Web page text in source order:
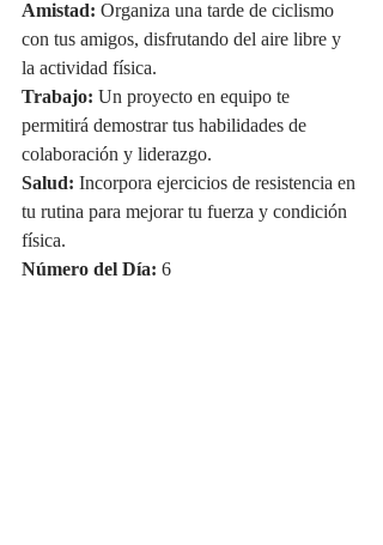
Amistad: Organiza una tarde de ciclismo
con tus amigos, disfrutando del aire libre y
la actividad física.
Trabajo: Un proyecto en equipo te
permitirá demostrar tus habilidades de
colaboración y liderazgo.
Salud: Incorpora ejercicios de resistencia en
tu rutina para mejorar tu fuerza y condición
física.
Número del Día: 6